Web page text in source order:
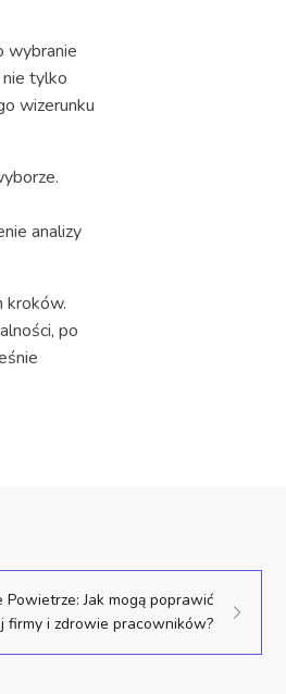
wybranie
tylko
wizerunku
analizy
kroków.
po
Jak mogą poprawić
firmy i zdrowie pracowników?